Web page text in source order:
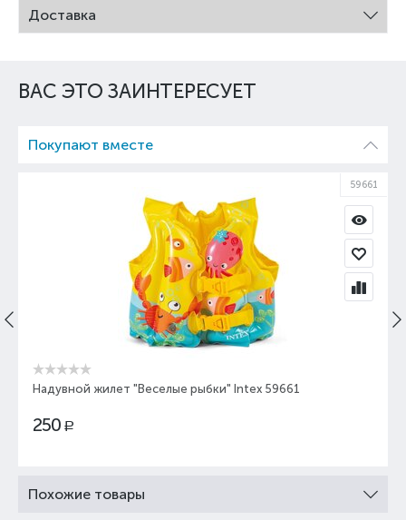
Доставка
ВАС ЭТО ЗАИНТЕРЕСУЕТ
Покупают вместе
59661
Надувной жилет "Веселые рыбки" Intex 59661
250 Р
Похожие товары